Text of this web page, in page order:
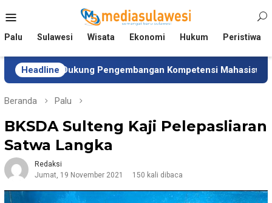
ke
Mobile
Palu Sulawesi Wisata Ekonomi Hukum Peristiwa
Headline
Dukung Pengembangan Kompetensi Mahasiswa Tim
Beranda Palu
BKSDA Sulteng Kaji Pelepasliaran
Satwa Langka
Redaksi
Jumat, 19 November 2021
150 kali dibaca